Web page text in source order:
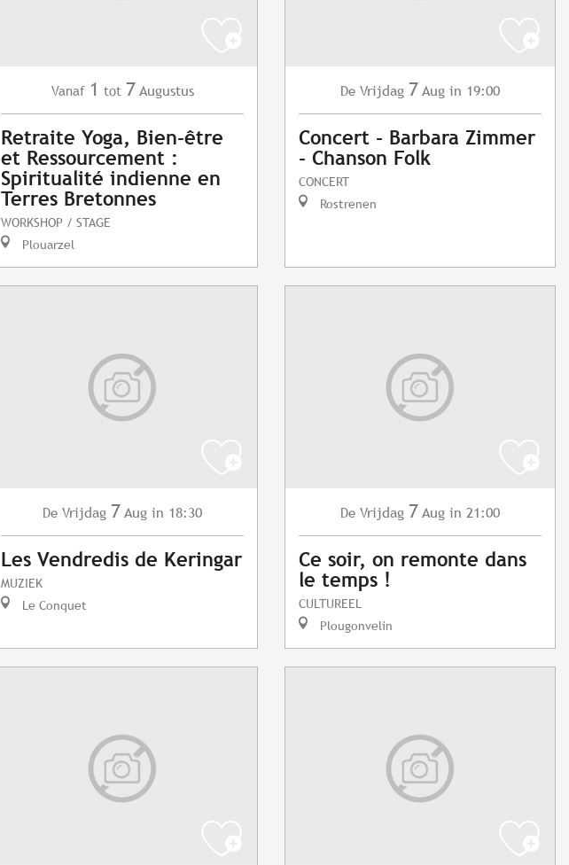
Vanaf 1 tot 7 Augustus
Retraite Yoga, Bien-être
et Ressourcement :
Spiritualité indienne en
Terres Bretonnes
WORKSHOP / STAGE
Plouarzel
De Vrijdag 7 Aug in 19:00
Concert - Barbara Zimmer
- Chanson Folk
CONCERT
Rostrenen
De Vrijdag 7 Aug in 18:30
Les Vendredis de Keringar
MUZIEK
Le Conquet
De Vrijdag 7 Aug in 21:00
Ce soir, on remonte dans
le temps !
CULTUREEL
Plougonvelin